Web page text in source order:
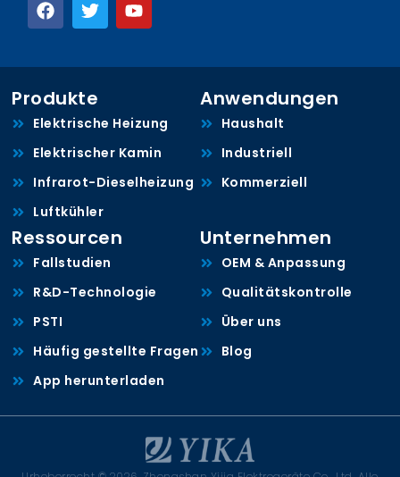
Produkte
Elektrische Heizung
Elektrischer Kamin
Infrarot-Dieselheizung
Luftkühler
Anwendungen
Haushalt
Industriell
Kommerziell
Ressourcen
Fallstudien
R&D-Technologie
PSTI
Häufig gestellte Fragen
App herunterladen
Unternehmen
OEM & Anpassung
Qualitätskontrolle
Über uns
Blog